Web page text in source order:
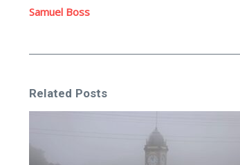
Samuel Boss
Related Posts